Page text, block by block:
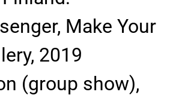
Make Your
2019
(group show),